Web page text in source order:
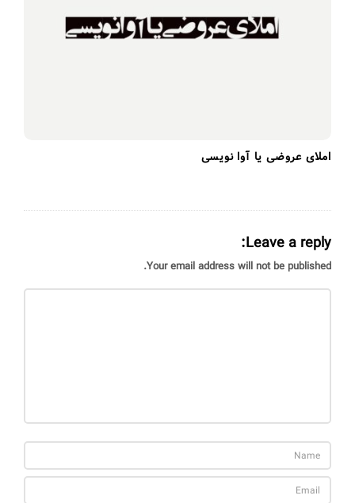
املای عروضی یا آوا نویسی
Leave a reply:
Your email address will not be published.